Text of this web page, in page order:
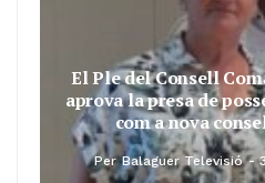
El Ple del Consell
aprova la presa de
com a nova
Per Balaguer Televisió